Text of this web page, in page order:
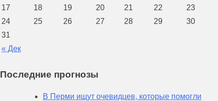
« Дек
17
18 19 20 21 22
23
24
25 26 27 28 29
30
31
Последние прогнозы
В Перми ищут очевидцев, которые помогли